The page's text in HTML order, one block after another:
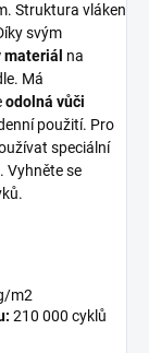
Struktura vláken
svým
na
Má
odolná vůči
použití. Pro
speciální
Vyhněte se
m2
210 000 cyklů